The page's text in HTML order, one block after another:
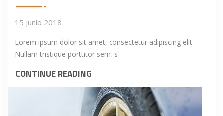
15 junio 2018
Lorem ipsum dolor sit amet, consectetur adipiscing elit.
Nullam tristique porttitor sem, s
CONTINUE READING